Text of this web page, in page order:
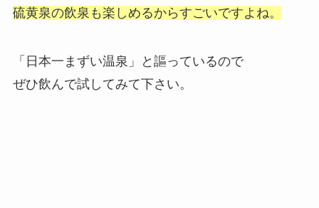
硫黄泉の飲泉も楽しめるからすごいですよね。
「日本一まずい温泉」と謳っているので
ぜひ飲んで試してみて下さい。